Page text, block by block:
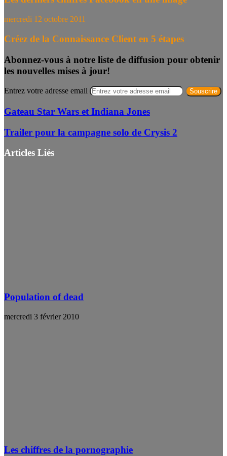
mercredi 12 octobre 2011
Créez de la Connaissance Client en 5 étapes
Abonnez-vous à notre liste de diffusion pour obtenir
les nouvelles mises à jour!
Entrez votre adresse email
Gateau Star Wars et Indiana Jones
Trailer pour la campagne solo de Crysis 2
Articles Liés
Population of dead
mercredi 3 février 2010
Les chiffres de la pornographie